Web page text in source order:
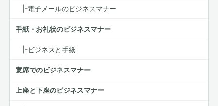
|-電子メールのビジネスマナー
手紙・お礼状のビジネスマナー
|-ビジネスと手紙
宴席でのビジネスマナー
上座と下座のビジネスマナー